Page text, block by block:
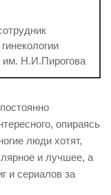
им. Н.И.Пирогова
опираясь
люди хотят,
и лучшее, а
и сериалов за